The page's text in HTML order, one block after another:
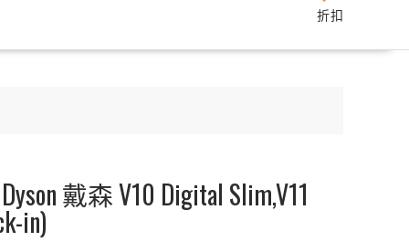
折扣
戴森 V10 Digital Slim,V11
in)